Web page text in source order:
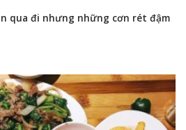
qua đi nhưng những cơn rét đậm